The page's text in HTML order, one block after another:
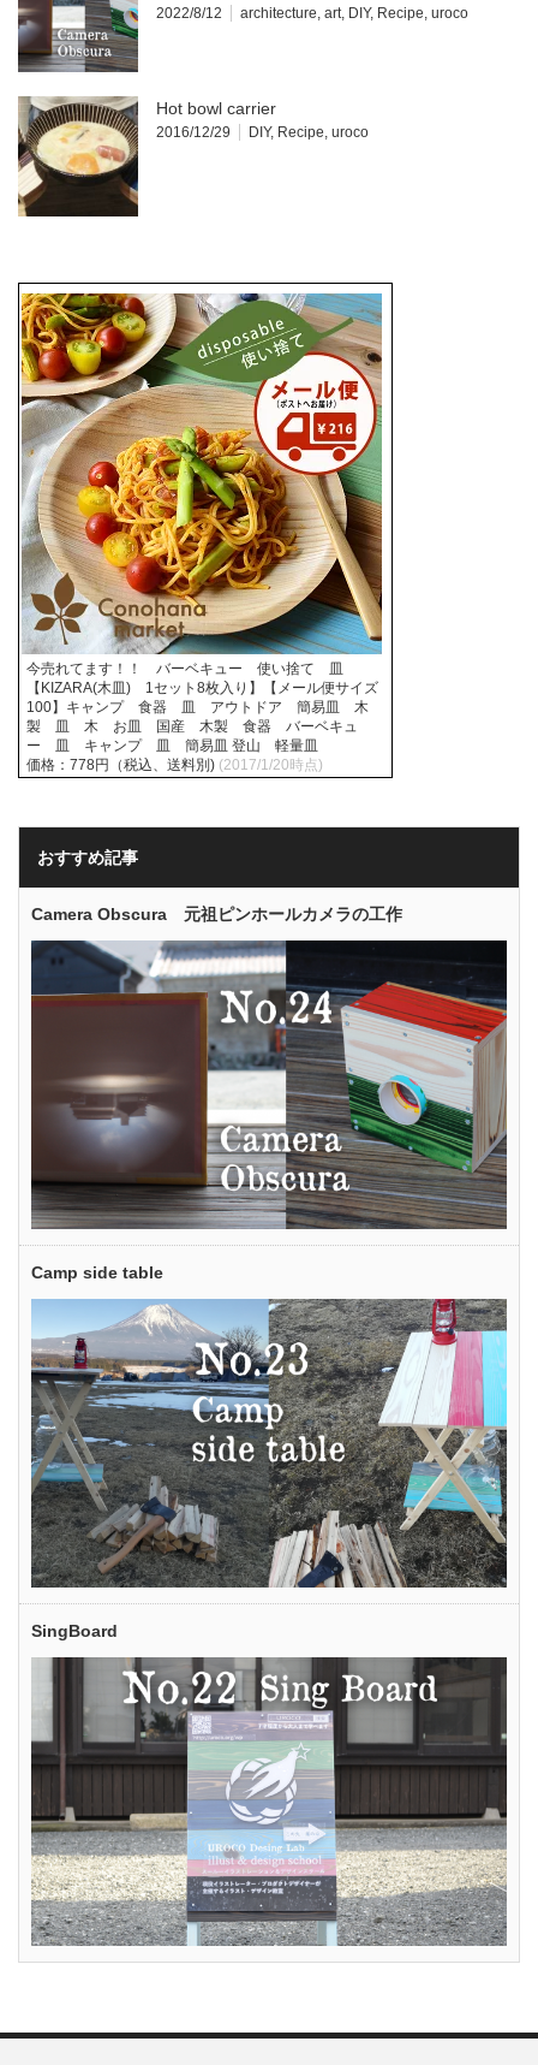
2022/8/12 architecture, art, DIY, Recipe, uroco
Hot bowl carrier
2016/12/29 DIY, Recipe, uroco
今売れてます！！ バーベキュー 使い捨て 皿
【KIZARA(木皿) 1セット8枚入り】【メール便サイズ
100】キャンプ 食器 皿 アウトドア 簡易皿 木
製 皿 木 お皿 国産 木製 食器 バーベキュ
ー 皿 キャンプ 皿 簡易皿 登山 軽量皿
価格：778円（税込、送料別) (2017/1/20時点)
おすすめ記事
Camera Obscura 元祖ピンホールカメラの工作
Camp side table
SingBoard